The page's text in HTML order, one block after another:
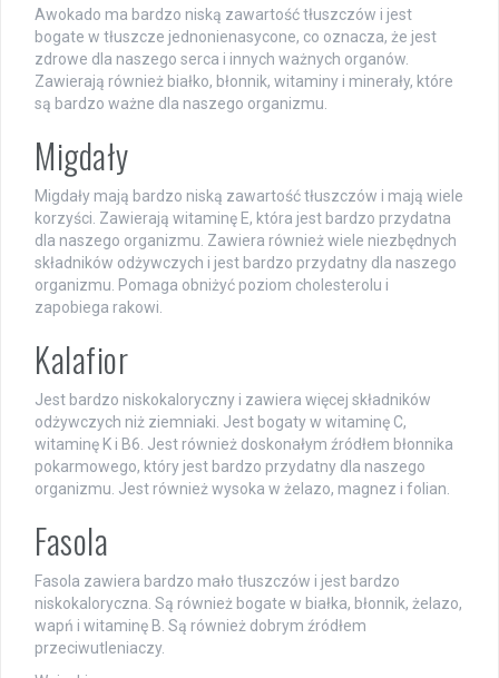
Awokado ma bardzo niską zawartość tłuszczów i jest
bogate w tłuszcze jednonienasycone, co oznacza, że jest
zdrowe dla naszego serca i innych ważnych organów.
Zawierają również białko, błonnik, witaminy i minerały, które
są bardzo ważne dla naszego organizmu.
Migdały
Migdały mają bardzo niską zawartość tłuszczów i mają wiele
korzyści. Zawierają witaminę E, która jest bardzo przydatna
dla naszego organizmu. Zawiera również wiele niezbędnych
składników odżywczych i jest bardzo przydatny dla naszego
organizmu. Pomaga obniżyć poziom cholesterolu i
zapobiega rakowi.
Kalafior
Jest bardzo niskokaloryczny i zawiera więcej składników
odżywczych niż ziemniaki. Jest bogaty w witaminę C,
witaminę K i B6. Jest również doskonałym źródłem błonnika
pokarmowego, który jest bardzo przydatny dla naszego
organizmu. Jest również wysoka w żelazo, magnez i folian.
Fasola
Fasola zawiera bardzo mało tłuszczów i jest bardzo
niskokaloryczna. Są również bogate w białka, błonnik, żelazo,
wapń i witaminę B. Są również dobrym źródłem
przeciwutleniaczy.